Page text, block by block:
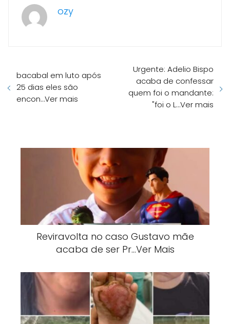
ozy
bacabal em luto após
25 dias eles são
encon…Ver mais
Urgente: Adelio Bispo
acaba de confessar
quem foi o mandante:
"foi o L…Ver mais
Reviravolta no caso Gustavo mãe
acaba de ser Pr…Ver Mais